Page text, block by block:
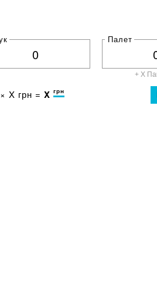
Палет
+ X
X грн = X грн